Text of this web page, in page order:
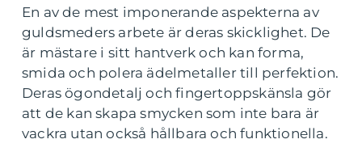
En av de mest imponerande aspekterna av
guldsmeders arbete är deras skicklighet. De
är mästare i sitt hantverk och kan forma,
smida och polera ädelmetaller till perfektion.
Deras ögondetalj och fingertoppskänsla gör
att de kan skapa smycken som inte bara är
vackra utan också hållbara och funktionella.